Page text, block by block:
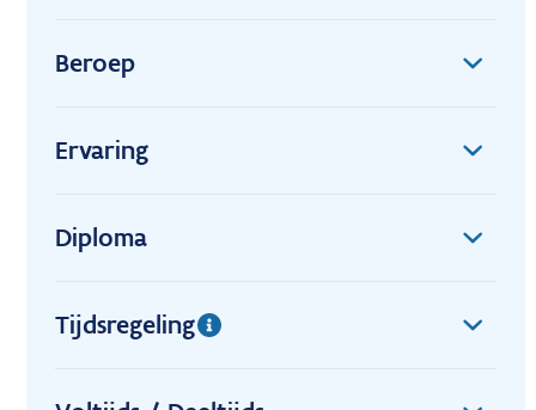
Beroep
Ervaring
Diploma
Tijdsregeling